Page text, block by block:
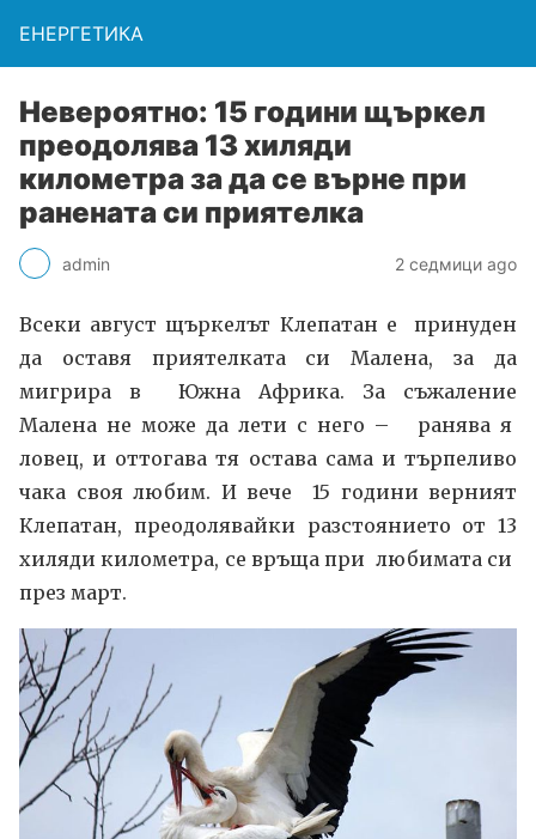
ЕНЕРГЕТИКА
Невероятно: 15 години щъркел
преодолява 13 хиляди
километра за да се върне при
ранената си приятелка
admin 2 седмици ago
Всеки август щъркелът Клепатан е принуден
да оставя приятелката си Малена, за да
мигрира в Южна Африка. За съжаление
Малена не може да лети с него – ранява я
ловец, и оттогава тя остава сама и търпеливо
чака своя любим. И вече 15 години верният
Клепатан, преодолявайки разстоянието от 13
хиляди километра, се връща при любимата си
през март.